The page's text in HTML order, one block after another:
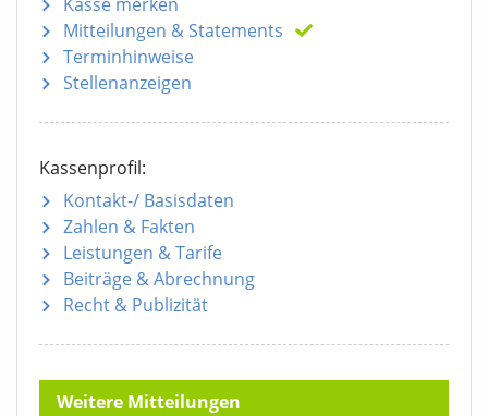
Mitteilungen & Statements
Terminhinweise
Stellenanzeigen
Kassenprofil:
Kontakt-/ Basisdaten
Zahlen & Fakten
Leistungen & Tarife
Beiträge & Abrechnung
Recht & Publizität
Weitere Mitteilungen